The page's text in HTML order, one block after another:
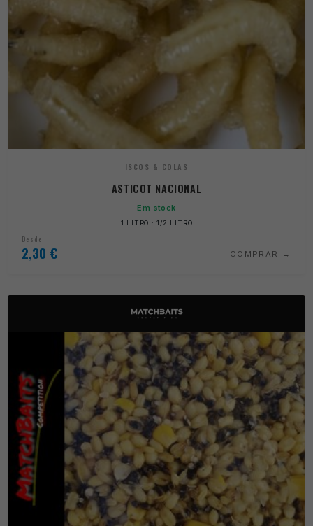
ISCOS & COLAS
ASTICOT NACIONAL
Em stock
1 LITRO · 1/2 LITRO
Desde
2,30 € COMPRAR